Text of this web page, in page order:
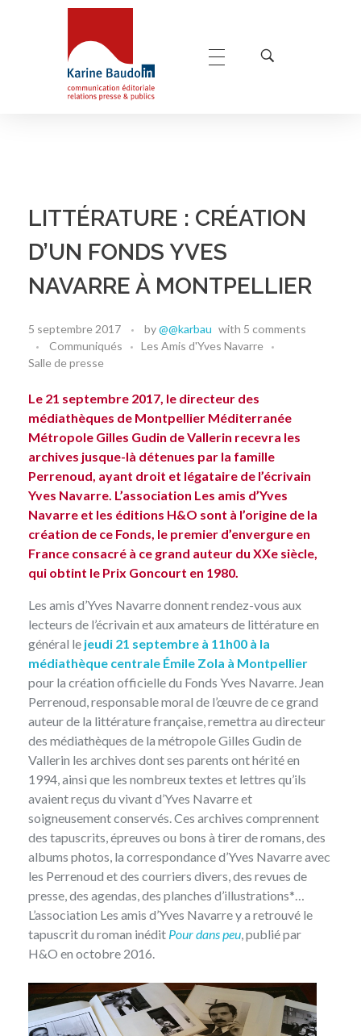
LITTÉRATURE : CRÉATION
D’UN FONDS YVES
NAVARRE À MONTPELLIER
5 septembre 2017 by@@karbau with 5 comments
Communiqués
Les Amis d'Yves Navarre
Salle de presse
Le 21 septembre 2017, le directeur des
médiathèques de Montpellier Méditerranée
Métropole Gilles Gudin de Vallerin recevra les
archives jusque-là détenues par la famille
Perrenoud, ayant droit et légataire de l’écrivain
Yves Navarre. L’association Les amis d’Yves
Navarre et les éditions H&O sont à l’origine de la
création de ce Fonds, le premier d’envergure en
France consacré à ce grand auteur du XXe siècle,
qui obtint le Prix Goncourt en 1980.
Les amis d’Yves Navarre donnent rendez-vous aux
lecteurs de l’écrivain et aux amateurs de littérature en
général le jeudi 21 septembre à 11h00 à la
médiathèque centrale Émile Zola à Montpellier
pour la création officielle du Fonds Yves Navarre. Jean
Perrenoud, responsable moral de l’œuvre de ce grand
auteur de la littérature française, remettra au directeur
des médiathèques de la métropole Gilles Gudin de
Vallerin les archives dont ses parents ont hérité en
1994, ainsi que les nombreux textes et lettres qu’ils
avaient reçus du vivant d’Yves Navarre et
soigneusement conservés. Ces archives comprennent
des tapuscrits, épreuves ou bons à tirer de romans, des
albums photos, la correspondance d’Yves Navarre avec
les Perrenoud et des courriers divers, des revues de
presse, des agendas, des planches d’illustrations*…
L’association Les amis d’Yves Navarre y a retrouvé le
tapuscrit du roman inédit Pour dans peu , publié par
H&O en octobre 2016.